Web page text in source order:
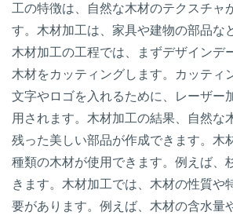
工の特徴は、自然な木材のテクスチャ
す。木材加工は、家具や建物の部品な
木材加工の工程では、まずデザインデ
木材をカッティングします。カッティ
文字やロゴを入れるために、レーザー
用されます。木材加工の結果、自然な
残った美しい部品が作成できます。木
種類の木材が使用できます。例えば、
きます。木材加工では、木材の性質や
要があります。例えば、木材の含水量